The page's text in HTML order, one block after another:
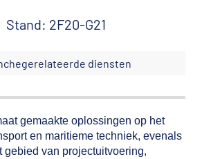
Stand: 2F20-G21
diensten
gemaakte oplossingen op het
en maritieme techniek, evenals
gebied van projectuitvoering,